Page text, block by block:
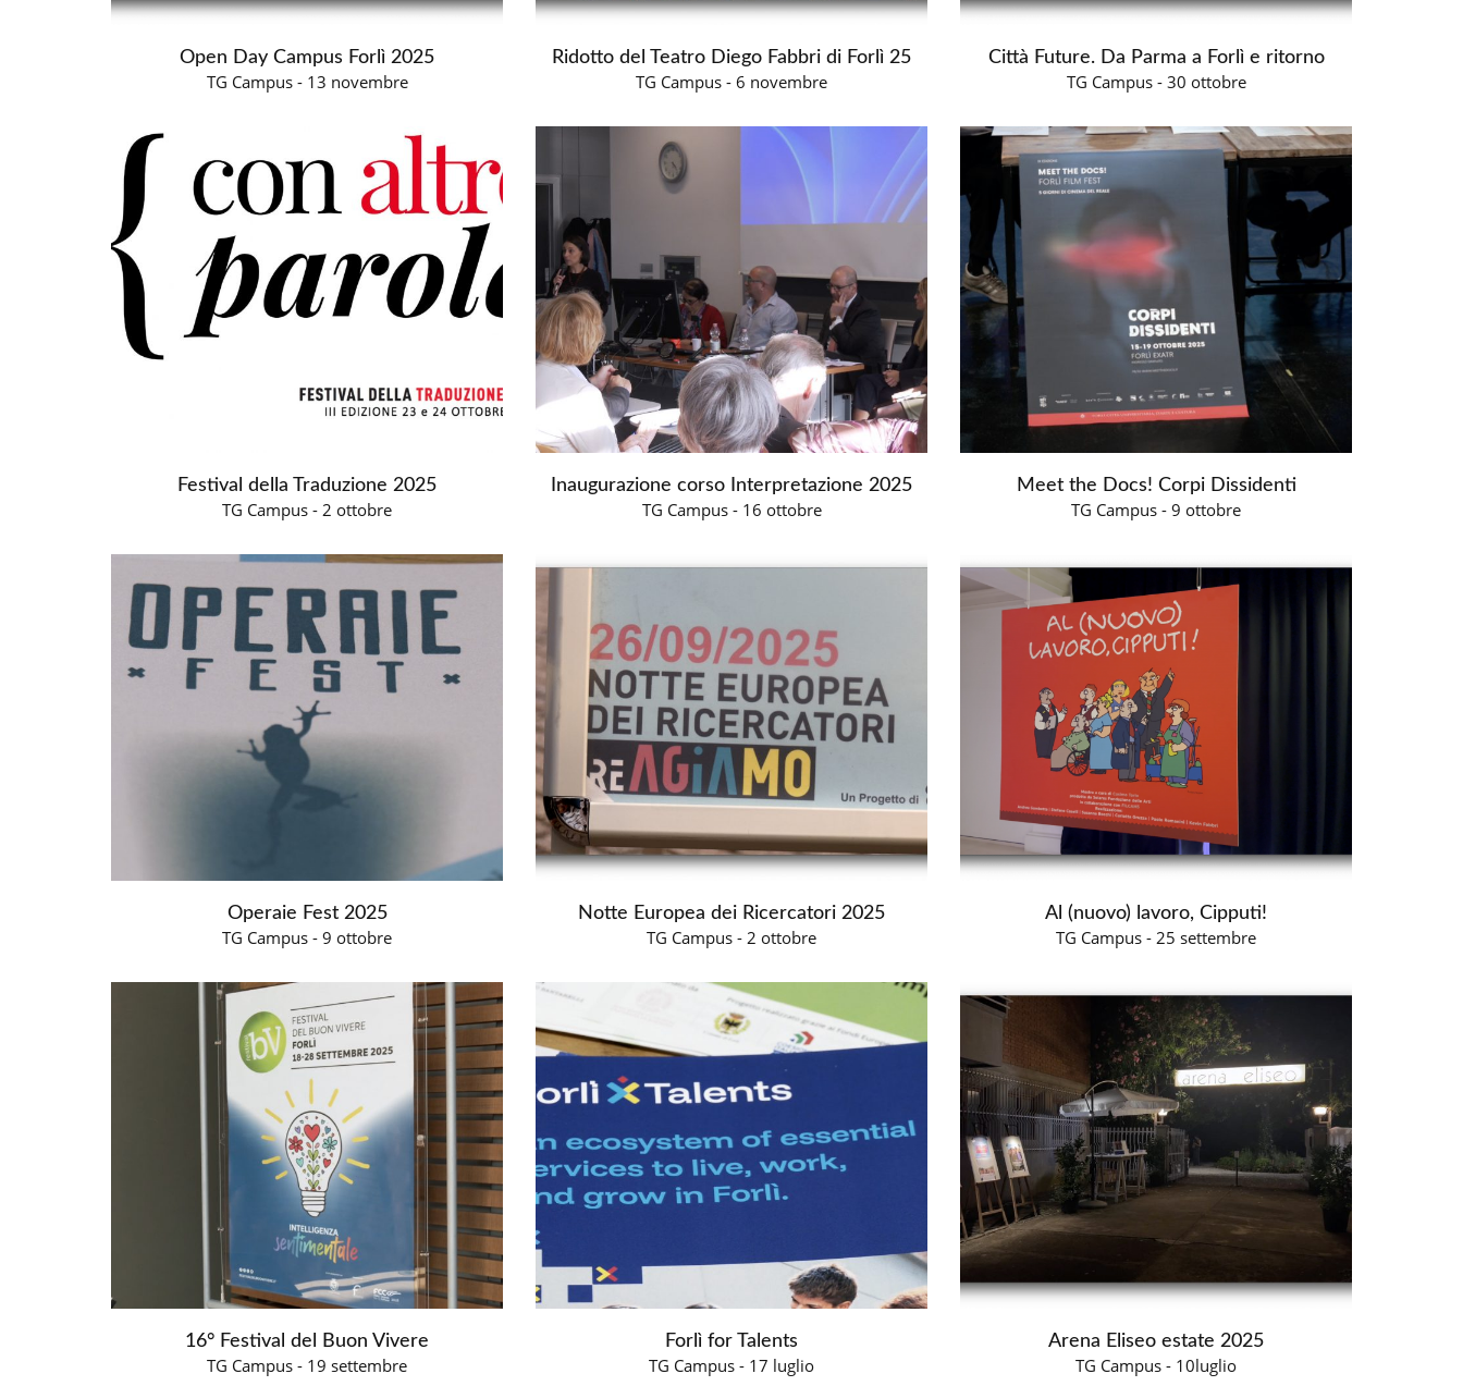
Open Day Campus Forlì 2025
TG Campus - 13 novembre
Ridotto del Teatro Diego Fabbri di Forlì 25
TG Campus - 6 novembre
Città Future. Da Parma a Forlì e ritorno
TG Campus - 30 ottobre
Festival della Traduzione 2025
TG Campus - 2 ottobre
Inaugurazione corso Interpretazione 2025
TG Campus - 16 ottobre
Meet the Docs! Corpi Dissidenti
TG Campus - 9 ottobre
Operaie Fest 2025
TG Campus - 9 ottobre
Notte Europea dei Ricercatori 2025
TG Campus - 2 ottobre
Al (nuovo) lavoro, Cipputi!
TG Campus - 25 settembre
16° Festival del Buon Vivere
TG Campus - 19 settembre
Forlì for Talents
TG Campus - 17 luglio
Arena Eliseo estate 2025
TG Campus - 10luglio